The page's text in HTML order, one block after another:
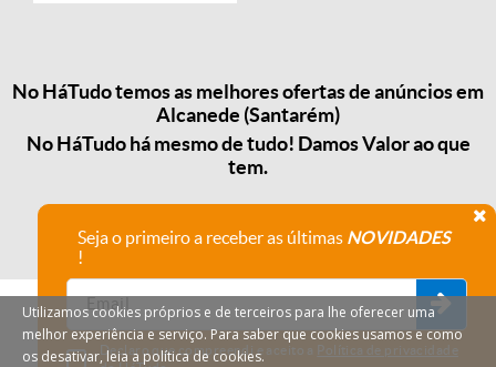
No HáTudo temos as melhores ofertas de anúncios em
Alcanede (Santarém)
No HáTudo há mesmo de tudo! Damos Valor ao que
tem.
Seja o primeiro a receber as últimas NOVIDADES
!
Declaro que compreendi e aceito a Política de privacidade
Utilizamos cookies próprios e de terceiros para lhe oferecer uma
melhor experiência e serviço. Para saber que cookies usamos e como
os desativar, leia a política de cookies.